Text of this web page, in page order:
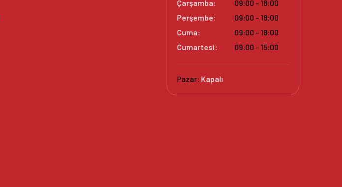
Çarşamba:
09:00 - 18:00
Perşembe:
09:00 - 18:00
Cuma:
09:00 - 18:00
Cumartesi:
09:00 - 15:00
Pazar: Kapalı